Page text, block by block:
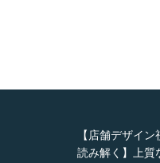
【店舗デザイン
読み解く】上質